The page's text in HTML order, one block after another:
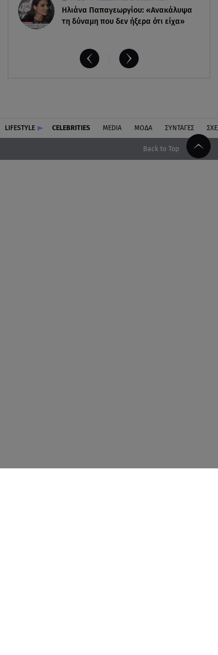
Ηλιάνα Παπαγεωργίου: «Ανακάλυψα
τη δύναμη που δεν ήξερα ότι είχα»
LIFESTYLE CELEBRITIES MEDIA ΜΟΔΑ ΣΥΝΤΑΓΕΣ
Back to Top